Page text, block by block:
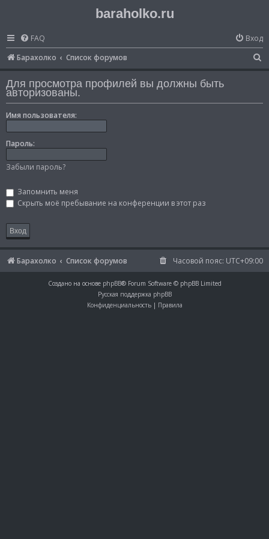
baraholko.ru
FAQ
Вход
Барахолко
Список форумов
о
с
Для просмотра профилей вы должны быть
авторизованы.
Имя пользователя:
Пароль:
Забыли пароль?
Запомнить меня
Скрыть моё пребывание на конференции в этот раз
Барахолко Список форумов Часовой пояс: UTC+09:00
Создано на основе phpBB® Forum Software © phpBB Limited
Русская поддержка phpBB
Конфиденциальность| Правила